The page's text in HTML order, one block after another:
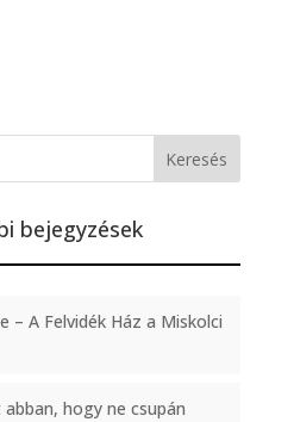
bejegyzések
– A Felvidék Ház a Miskolci
hogy ne csupán